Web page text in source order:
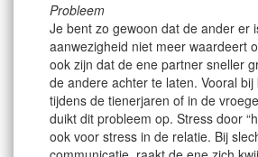
Probleem
Je bent zo gewoon dat de ander er
aanwezigheid niet meer waardeert
ook zijn dat de ene partner sneller
de andere achter te laten. Vooral
tijdens de tienerjaren of in de
duikt dit probleem op. Stress door
ook voor stress in de relatie. Bij